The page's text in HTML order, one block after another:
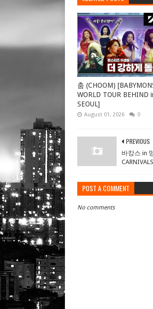
춤 (CHOOM)
WORLD TOUR BEHIND
SEOUL]
August 01, 2026 0
PREVIOUS
바캉스 in
POST A COMMENT
No comments